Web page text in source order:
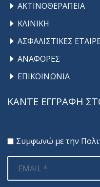
ΑΚΤΙΝΟΘΕΡΑΠΕΙΑ
ΚΛΙΝΙΚΗ
ΑΣΦΑΛΙΣΤΙΚΕΣ
ΑΝΑΦΟΡΕΣ
ΕΠΙΚΟΙΝΩΝΙΑ
ΚΑΝΤΕ ΕΓΓΡΑΦΗ
Συμφωνώ με την